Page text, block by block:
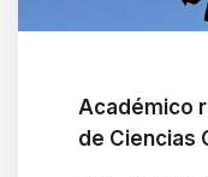
Académico
de Ciencias